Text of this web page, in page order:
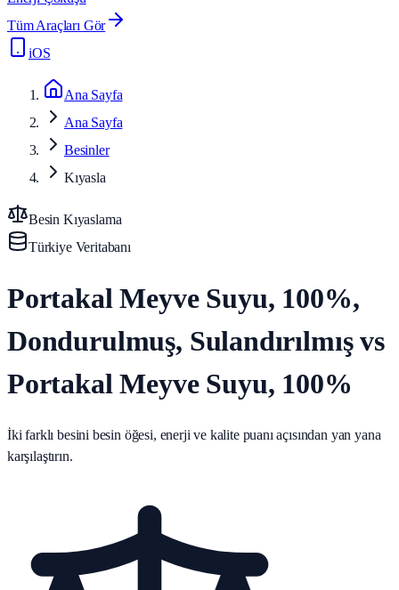
Tüm Araçları Gör
iOS
Ana Sayfa
Ana Sayfa
Besinler
Kıyasla
Besin Kıyaslama
Türkiye Veritabanı
Portakal Meyve Suyu, 100%,
Dondurulmuş, Sulandırılmış vs
Portakal Meyve Suyu, 100%
İki farklı besini besin öğesi, enerji ve kalite puanı açısından yan yana
karşılaştırın.